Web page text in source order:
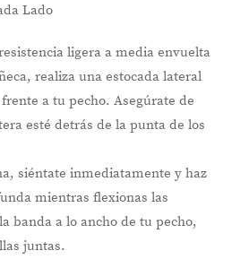
Lado
ligera a media envuelta
realiza una estocada lateral
a tu pecho. Asegúrate de
esté detrás de la punta de los
siéntate inmediatamente y haz
mientras flexionas las
banda a lo ancho de tu pecho,
juntas.